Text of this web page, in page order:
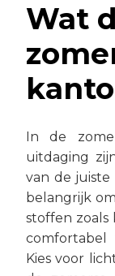
Wat
In de
uitdaging
van de juiste
belangrijk
stoffen zoals
comfortabel
Kies voor